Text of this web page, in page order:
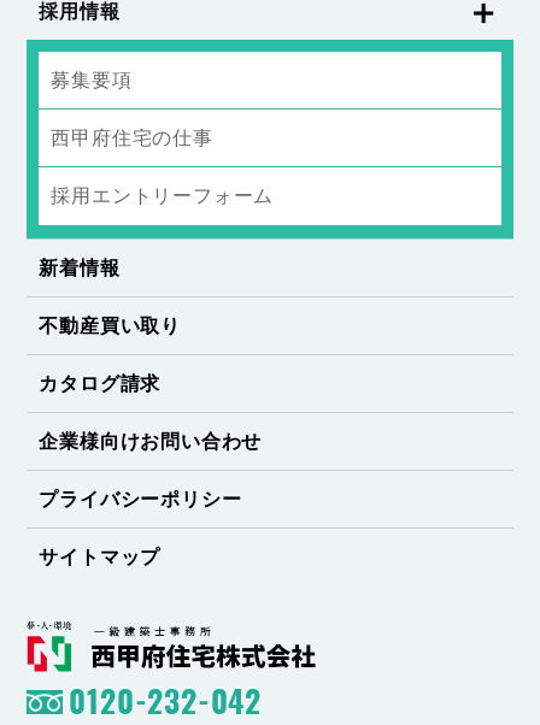
採用情報
募集要項
西甲府住宅の仕事
採用エントリーフォーム
新着情報
不動産買い取り
カタログ請求
企業様向けお問い合わせ
プライバシーポリシー
サイトマップ
0120-232-042